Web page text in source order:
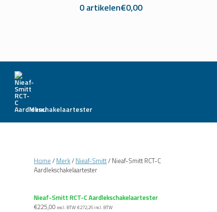
0 artikelen€0,00
Menu
Home / Merk/ Nieaf-Smitt/ Nieaf-Smitt RCT-C
Aardlekschakelaartester
Nieaf-Smitt RCT-C Aardlekschakelaartester
€225,00 excl. BTW €272,25 incl. BTW